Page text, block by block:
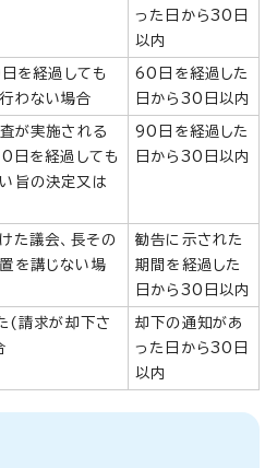
った日から30日
以内
を経過しても
わない場合
60日を経過した
日から30日以内
が実施される
日を経過しても
旨の決定又は
90日を経過した
日から30日以内
議会、長その
を講じない場
勧告に示された
期間を経過した
日から30日以内
請求が却下さ
却下の通知があ
った日から30日
以内